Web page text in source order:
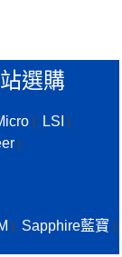
選購
LSI
Sapphire藍寶